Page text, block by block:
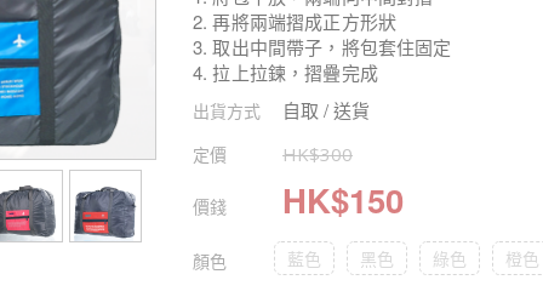
2. 再將兩端摺成正方形狀
3. 取出中間帶子，將包套住固定
4. 拉上拉鍊，摺疊完成
出貨方式 自取 / 送貨
定價 HK$300
價錢 HK$150
顏色 藍色 黑色 綠色 橙色